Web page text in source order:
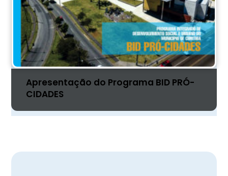
Apresentação do Programa BID PRÓ-
CIDADES